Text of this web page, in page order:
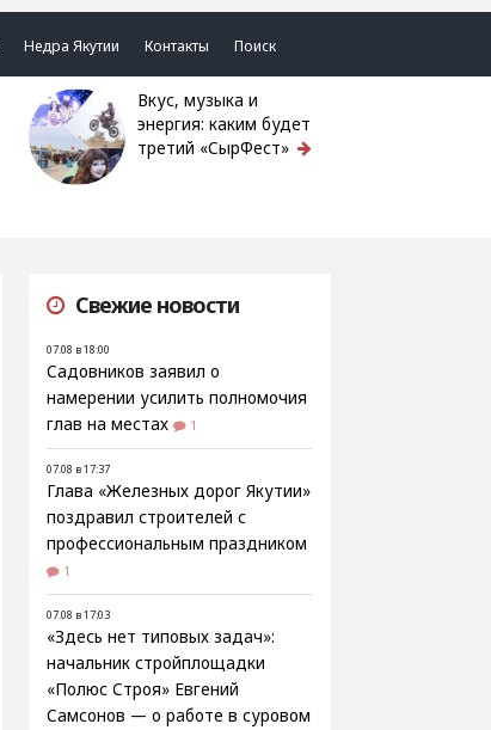
Недра Якутии Контакты Поиск
Вкус, музыка и
энергия: каким будет
третий «СырФест»
Свежие новости
07.08 в 18:00
Садовников заявил о
намерении усилить полномочия
глав на местах
1
07.08 в 17:37
Глава «Железных дорог Якутии»
поздравил строителей с
профессиональным праздником
1
07.08 в 17:03
«Здесь нет типовых задач»:
начальник стройплощадки
«Полюс Строя» Евгений
Самсонов — о работе в суровом